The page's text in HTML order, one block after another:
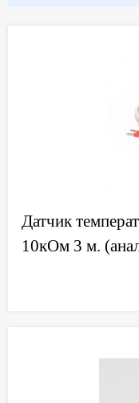
Датчик
10кОм 3 м.